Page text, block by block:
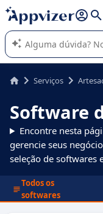
de nossa IA (várias
A IA do Appvizer o
SaaS para sua empresa.
Serviços
Software
Encontre nesta
gerencie seus
seleção de softwares
Todos os
softwares